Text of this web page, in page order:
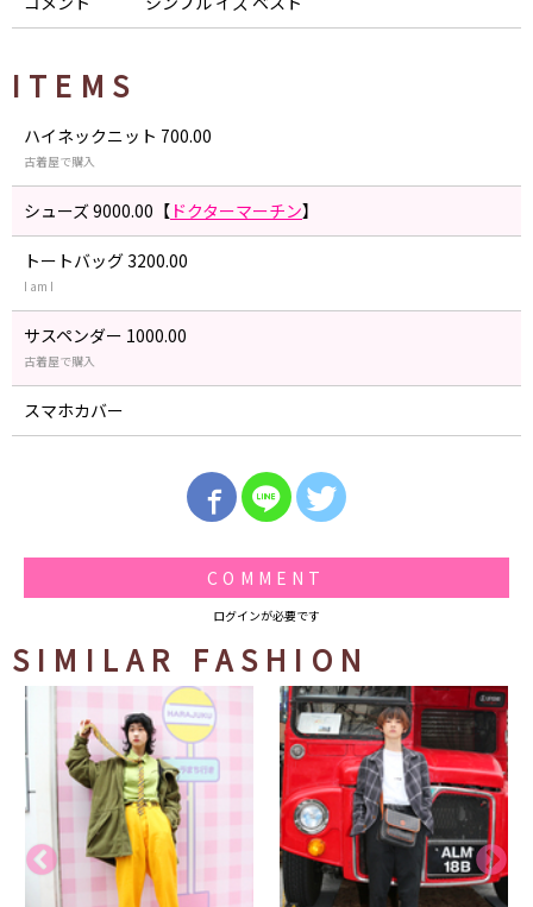
ITEMS
ハイネックニット 700.00
古着屋で購入
シューズ 9000.00【 ドクターマーチン】
トートバッグ 3200.00
I am I
サスペンダー 1000.00
古着屋で購入
スマホカバー
COMMENT
ログインが必要です
SIMILAR FASHION